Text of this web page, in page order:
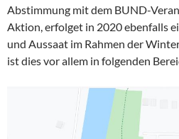
Abstimmung mit dem BUND-
Aktion, erfolget in 2020 ebenfalls
und Aussaat im Rahmen der
ist dies vor allem in folgenden